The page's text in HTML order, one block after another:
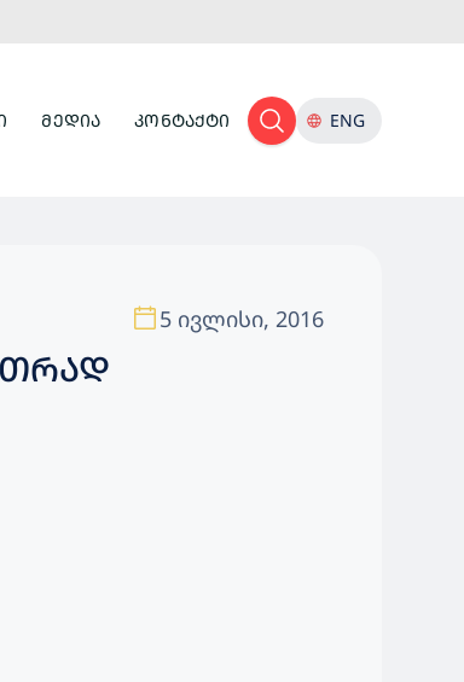
ᲛᲔᲓᲘᲐ ᲙᲝᲜᲢᲐᲥᲢᲘ ENG
5 ივლისი, 2016